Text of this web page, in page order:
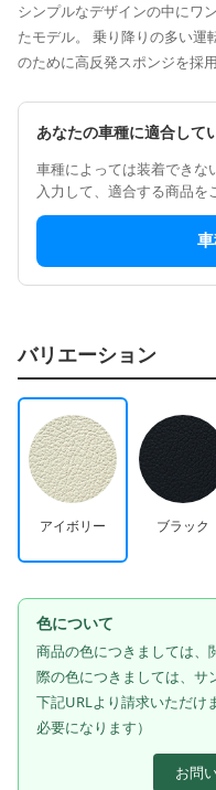
シンプルなデザインの中にワ
たモデル。 乗り降りの多い運
のために高反発スポンジを採用
あなたの車種に適合して
車種によっては装着できな
入力して、適合する商品を
バリエーション
アイボリー ブラック
色について
商品の色につきましては、
際の色につきましては、サ
下記URLより請求いただけ
必要になります）
お問